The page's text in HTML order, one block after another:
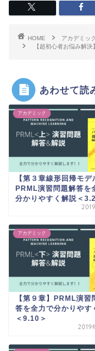
HOME
アカデミック
【超初心者お悩み解
あわせて読
アカデミック
【第３章線形回帰モデ
PRML演習問題解答を
分かりやすく解説＜
アカデミック
【第９章】PRML演習
答を全力で分かりやす
＜9.10＞
2019